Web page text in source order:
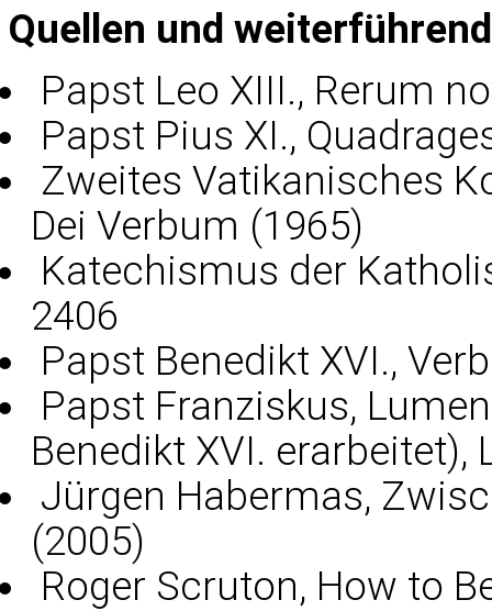
Quellen und
Papst Leo XIII., Rerum
Papst Pius XI.,
Zweites Vatikanisches
Dei Verbum (1965)
Katechismus der
2406
Papst Benedikt XVI.,
Papst Franziskus,
Benedikt XVI. erarbeitet),
Jürgen Habermas,
(2005)
Roger Scruton, How to